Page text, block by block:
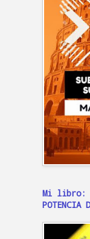
Mi libro:
POTENCIA